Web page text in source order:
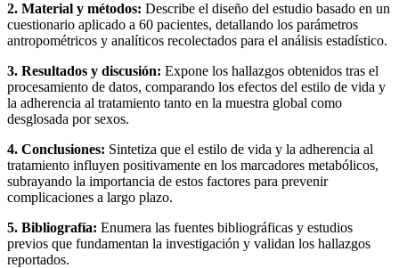
2. Material y métodos: Describe el diseño del estudio basado en un
cuestionario aplicado a 60 pacientes, detallando los parámetros
antropométricos y analíticos recolectados para el análisis estadístico.
3. Resultados y discusión: Expone los hallazgos obtenidos tras el
procesamiento de datos, comparando los efectos del estilo de vida y
la adherencia al tratamiento tanto en la muestra global como
desglosada por sexos.
4. Conclusiones: Sintetiza que el estilo de vida y la adherencia al
tratamiento influyen positivamente en los marcadores metabólicos,
subrayando la importancia de estos factores para prevenir
complicaciones a largo plazo.
5. Bibliografía: Enumera las fuentes bibliográficas y estudios
previos que fundamentan la investigación y validan los hallazgos
reportados.